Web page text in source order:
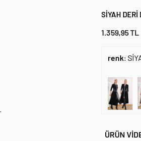
SIYAH DERI
1.359,95TL
renk:
ÜRÜN